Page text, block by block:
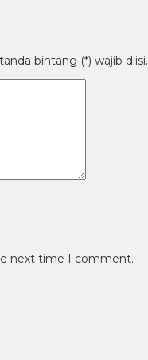
bintang (*) wajib diisi.
next time I comment.